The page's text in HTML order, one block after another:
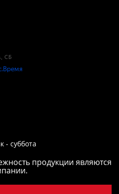
- суббота
продукции являются